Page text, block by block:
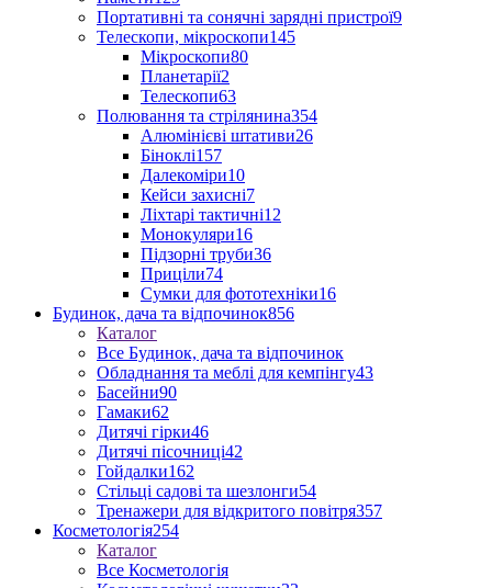
Портативні та сонячні зарядні пристрої9
Телескопи, мікроскопи145
Мікроскопи80
Планетарії2
Телескопи63
Полювання та стрілянина354
Алюмінієві штативи26
Біноклі157
Далекоміри10
Кейси захисні7
Ліхтарі тактичні12
Монокуляри16
Підзорні труби36
Приціли74
Сумки для фототехніки16
Будинок, дача та відпочинок856
Каталог
Все Будинок, дача та відпочинок
Обладнання та меблі для кемпінгу43
Басейни90
Гамаки62
Дитячі гірки46
Дитячі пісочниці42
Гойдалки162
Стільці садові та шезлонги54
Тренажери для відкритого повітря357
Косметологія254
Каталог
Все Косметологія